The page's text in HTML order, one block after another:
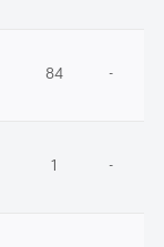
84 -
1 -